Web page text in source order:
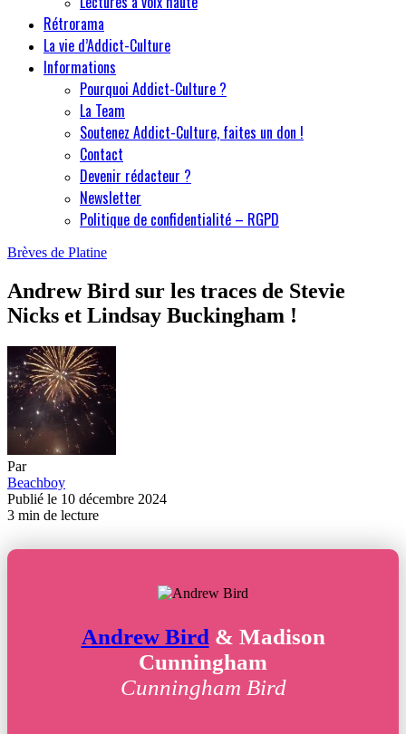
Rétrorama
La vie d’Addict-Culture
Informations
Pourquoi Addict-Culture ?
La Team
Soutenez Addict-Culture, faites un don !
Contact
Devenir rédacteur ?
Newsletter
Politique de confidentialité – RGPD
Brèves de Platine
Andrew Bird sur les traces de Stevie
Nicks et Lindsay Buckingham !
Par
Beachboy
Publié le 10 décembre 2024
3 min de lecture
Andrew Bird & Madison
Cunningham
Cunningham Bird